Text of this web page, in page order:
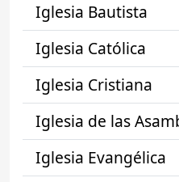
Iglesia Bautista
Iglesia Católica
Iglesia Cristiana
Iglesia de las
Iglesia Evangélica